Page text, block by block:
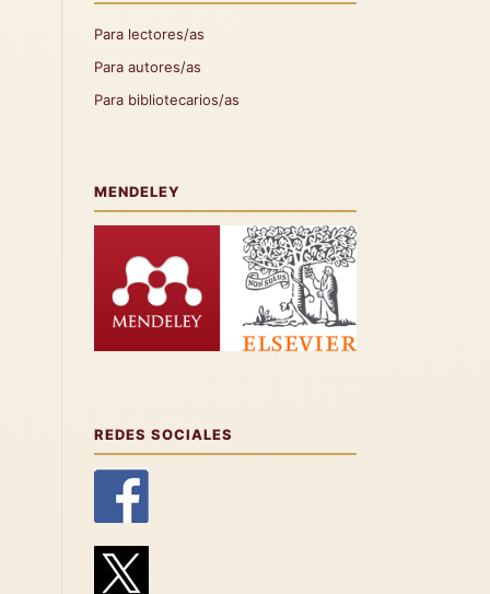
Para lectores/as
Para autores/as
Para bibliotecarios/as
MENDELEY
REDES SOCIALES